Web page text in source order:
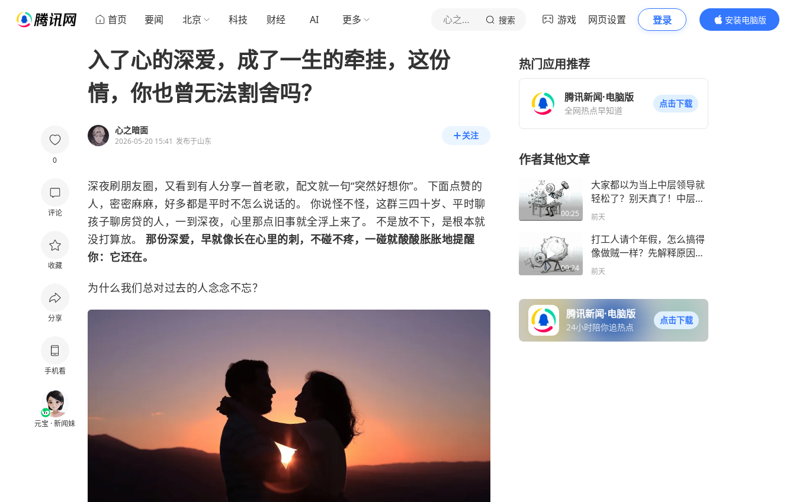
首页 要闻 北京 科技 财经 AI 更多 心之暗面 搜索 游戏 网页设置 登录
安装电脑版
内容更精彩
0
评论
收藏
分享
手机看
元宝 · 新闻妹
入了心的深爱，成了一生的牵挂，这份
情，你也曾无法割舍吗？
心之暗面
2026-05-20 15:41 发布于山东
关注
深夜刷朋友圈，又看到有人分享一首老歌，配文就一句“突然好想你”。 下面点赞的
人，密密麻麻，好多都是平时不怎么说话的。 你说怪不怪，这群三四十岁、平时聊
孩子聊房贷的人，一到深夜，心里那点旧事就全浮上来了。 不是放不下，是根本就
没打算放。 那份深爱，早就像长在心里的刺，不碰不疼，一碰就酸酸胀胀地提醒
你：它还在。
为什么我们总对过去的人念念不忘？
热门应用推荐
腾讯新闻·电脑版
全网热点早知道
点击下载
作者其他文章
00:25
大家都以为当上中层领导就
轻松了？别天真了！中层最
尴尬的真相就是：所有的责
你的！
前天
00:24
打工人请个年假，怎么搞得
像做贼一样？先解释原因，
再保证进度，最后还得看领
前天
腾讯新闻·电脑版
24小时陪你追热点
点击下载